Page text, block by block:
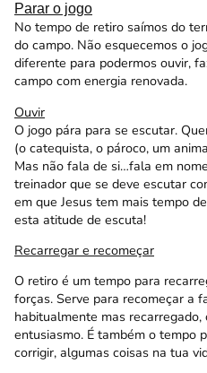
Parar o jogo
No tempo de retiro saímos do
do campo. Não esquecemos o
diferente para podermos ouvir,
campo com energia renovada.
Ouvir
O jogo pára para se escutar.
(o catequista, o pároco, um
Mas não fala de si…fala em
treinador que se deve escutar
em que Jesus tem mais tempo
esta atitude de escuta!
Recarregar e recomeçar
O retiro é um tempo para
forças. Serve para recomeçar a
habitualmente mas recarregado,
entusiasmo. É também o tempo
corrigir, algumas coisas na tua